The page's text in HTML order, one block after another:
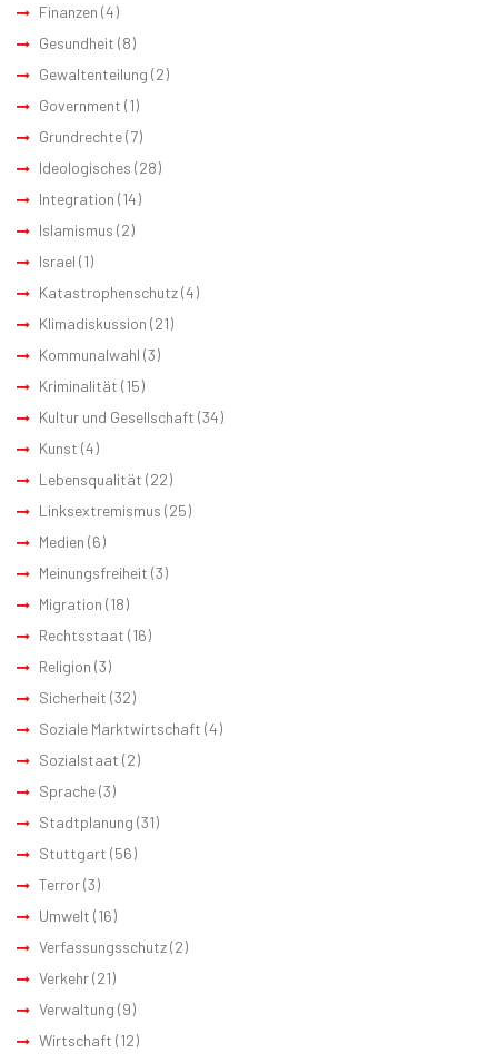
Finanzen (4)
Gesundheit (8)
Gewaltenteilung (2)
Government (1)
Grundrechte(7)
Ideologisches (28)
Integration (14)
Islamismus (2)
Israel (1)
Katastrophenschutz(4)
Klimadiskussion (21)
Kommunalwahl (3)
Kriminalität (15)
Kultur und Gesellschaft (34)
Kunst (4)
Lebensqualität (22)
Linksextremismus (25)
Medien (6)
Meinungsfreiheit (3)
Migration (18)
Rechtsstaat (16)
Religion (3)
Sicherheit (32)
Soziale Marktwirtschaft (4)
Sozialstaat (2)
Sprache(3)
Stadtplanung (31)
Stuttgart (56)
Terror(3)
Umwelt (16)
Verfassungsschutz(2)
Verkehr(21)
Verwaltung (9)
Wirtschaft (12)